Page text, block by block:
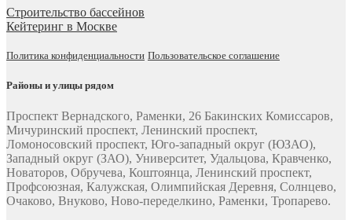
Строительство бассейнов
Кейтеринг в Москве
Политика конфиденциальности Пользовательское соглашение
Районы и улицы рядом
Проспект Вернадского, Раменки, 26 Бакинских Комиссаров,
Мичуринский проспект, Ленинский проспект,
Ломоносовский проспект, Юго-западный округ (ЮЗАО),
Западный округ (ЗАО), Университет, Удальцова, Кравченко,
Новаторов, Обручева, Коштоянца, Ленинский проспект,
Профсоюзная, Калужская, Олимпийская Деревня, Солнцево,
Очаково, Внуково, Ново-переделкино, Раменки, Тропарево.